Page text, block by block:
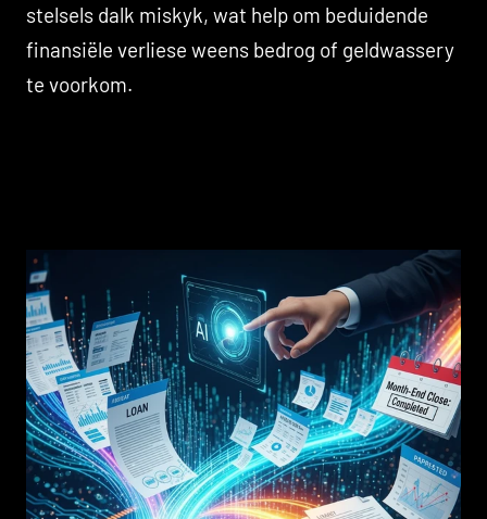
stelsels dalk miskyk, wat help om beduidende
finansiële verliese weens bedrog of geldwassery
te voorkom.